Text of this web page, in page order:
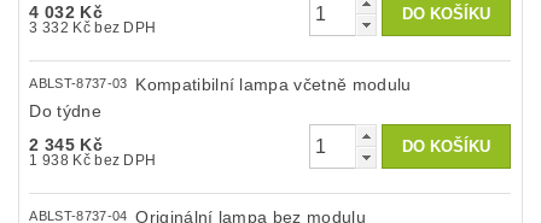
4 032 Kč
3 332 Kč bez DPH
ABLST-8737-03
Kompatibilní lampa včetně modulu
Do týdne
2 345 Kč
1 938 Kč bez DPH
ABLST-8737-04
Originální lampa bez modulu